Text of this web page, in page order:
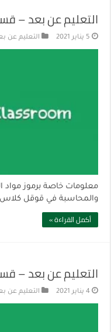
التعليم عن بعد –
5 يناير 2021 التعليم عن
معلومات خاصة برموز مواد
والمحاسبة في قوقل كلاس
أكمل القراءة »
التعليم عن بعد –
4 يناير 2021 التعليم عن